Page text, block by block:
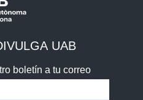
UAB
boletín a tu correo